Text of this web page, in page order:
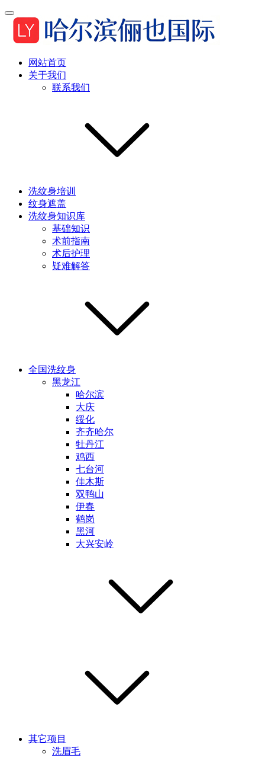
网站首页
关于我们
联系我们
洗纹身培训
纹身遮盖
洗纹身知识库
基础知识
术前指南
术后护理
疑难解答
全国洗纹身
黑龙江
哈尔滨
大庆
绥化
齐齐哈尔
牡丹江
鸡西
七台河
佳木斯
双鸭山
伊春
鹤岗
黑河
大兴安岭
其它项目
洗眉毛